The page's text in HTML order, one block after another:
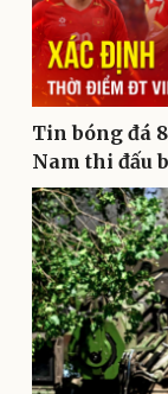
Pháp luật
Vụ án
Tin nóng
Tư vấn luật
Tin bóng đá
Nam thi đấu